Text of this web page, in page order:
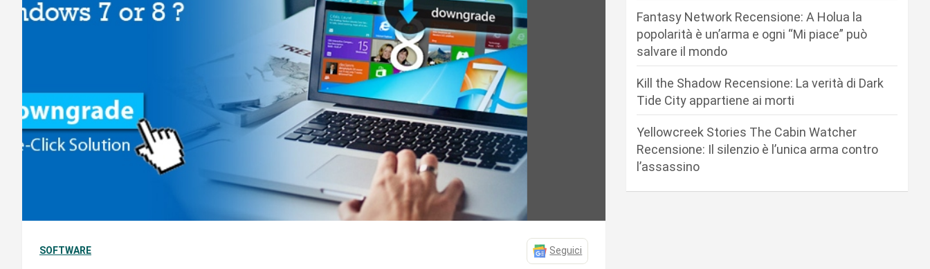
SOFTWARE Seguici
Fantasy Network Recensione: A Holua la
popolarità è un’arma e ogni “Mi piace” può
salvare il mondo
Kill the Shadow Recensione: La verità di Dark
Tide City appartiene ai morti
Yellowcreek Stories The Cabin Watcher
Recensione: Il silenzio è l’unica arma contro
l’assassino